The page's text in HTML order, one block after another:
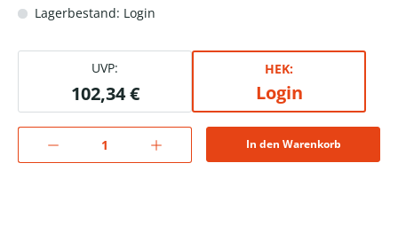
Lagerbestand: Login
UVP:
102,34 €
HEK:
Login
In den Warenkorb